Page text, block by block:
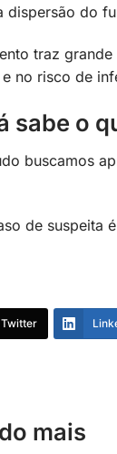
dispersão do
traz
no risco de
sabe o
buscamos
de suspeita
Twitter
mais